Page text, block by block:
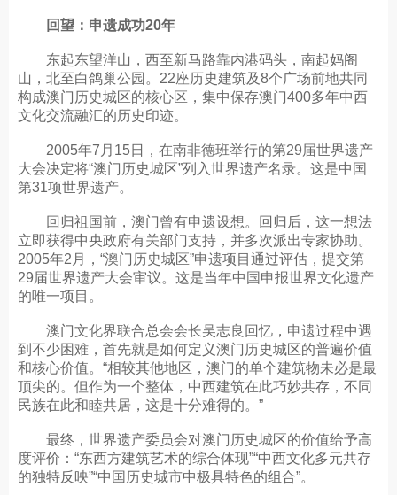
回望：申遗成功20年
东起东望洋山，西至新马路靠内港码头，南起妈阁
山，北至白鸽巢公园。22座历史建筑及8个广场前地共同
构成澳门历史城区的核心区，集中保存澳门400多年中西
文化交流融汇的历史印迹。
2005年7月15日，在南非德班举行的第29届世界遗产
大会决定将“澳门历史城区”列入世界遗产名录。这是中国
第31项世界遗产。
回归祖国前，澳门曾有申遗设想。回归后，这一想法
立即获得中央政府有关部门支持，并多次派出专家协助。
2005年2月，“澳门历史城区”申遗项目通过评估，提交第
29届世界遗产大会审议。这是当年中国申报世界文化遗产
的唯一项目。
澳门文化界联合总会会长吴志良回忆，申遗过程中遇
到不少困难，首先就是如何定义澳门历史城区的普遍价值
和核心价值。“相较其他地区，澳门的单个建筑物未必是最
顶尖的。但作为一个整体，中西建筑在此巧妙共存，不同
民族在此和睦共居，这是十分难得的。”
最终，世界遗产委员会对澳门历史城区的价值给予高
度评价：“东西方建筑艺术的综合体现”“中西文化多元共存
的独特反映”“中国历史城市中极具特色的组合”。